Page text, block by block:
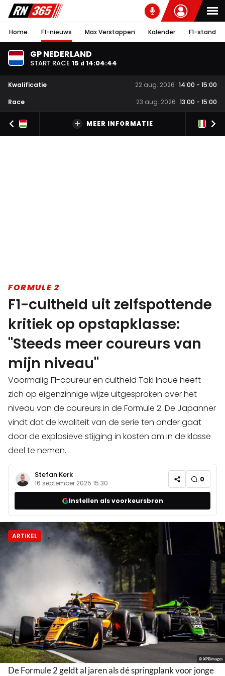
Home F1-nieuws Max Verstappen Kalender F1-stand
GP NEDERLAND
START RACE 15 d 14:04:43
Kwalificatie 22 aug. 2026 14:00 - 15:00
Race
23 aug. 2026 13:00 - 15:00
MEER INFORMATIE
FORMULE 2
F1-cultheld uit zelfspottende
kritiek op opstapklasse:
"Steeds meer coureurs van
mijn niveau"
Voormalig F1-coureur en cultheld Taki Inoue heeft
zich op eigenzinnige wijze uitgesproken over het
niveau van de coureurs in de Formule 2. De Japanner
vindt dat de kwaliteit van de serie ten onder gaat
door de explosieve stijging in kosten om in de klasse
deel te nemen.
Stefan Kerk
16 september 2025 15:30 0
Instellen als voorkeursbron
ARTIKEL
© XPBimages
De Formule 2 geldt al jaren als dé springplank voor jonge